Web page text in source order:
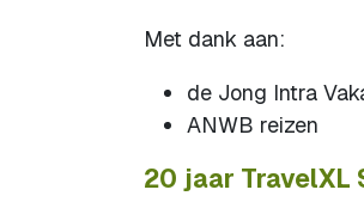
Met dank aan:
de Jong Intra
ANWB reizen
20 jaar TravelXL